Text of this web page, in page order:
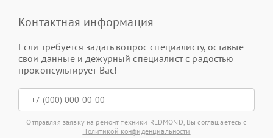
Контактная информация
Если требуется задать вопрос специалисту, оставьте
свои данные и дежурный специалист с радостью
проконсультирует Вас!
Отправляя заявку на ремонт техники REDMOND, Вы соглашаетесь с
Политикой конфиденциальности